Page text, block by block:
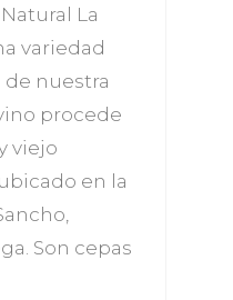
La
variedad
nuestra
procede
viejo
en la
Son cepas